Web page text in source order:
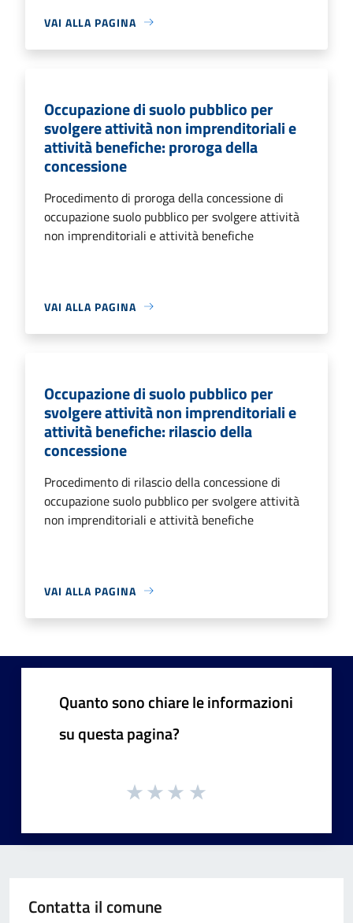
VAI ALLA PAGINA
Occupazione di suolo pubblico per
svolgere attività non imprenditoriali e
attività benefiche: proroga della
concessione
Procedimento di proroga della concessione di
occupazione suolo pubblico per svolgere attività
non imprenditoriali e attività benefiche
VAI ALLA PAGINA
Occupazione di suolo pubblico per
svolgere attività non imprenditoriali e
attività benefiche: rilascio della
concessione
Procedimento di rilascio della concessione di
occupazione suolo pubblico per svolgere attività
non imprenditoriali e attività benefiche
VAI ALLA PAGINA
Quanto sono chiare le informazioni
su questa pagina?
Contatta il comune